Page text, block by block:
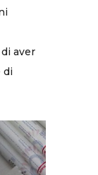
aver
di